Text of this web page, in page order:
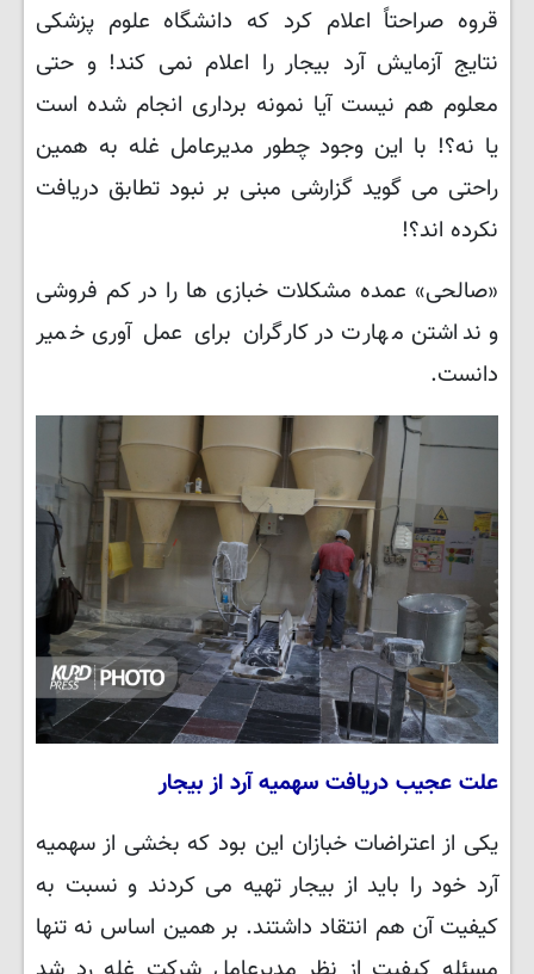
قروه صراحتاً اعلام کرد که دانشگاه علوم پزشکی
نتایج آزمایش آرد بیجار را اعلام نمی کند! و حتی
معلوم هم نیست آیا نمونه برداری انجام شده است
یا نه؟! با این وجود چطور مدیرعامل غله به همین
راحتی می گوید گزارشی مبنی بر نبود تطابق دریافت
نکرده اند؟!
«صالحی» عمده مشکلات خبازی ها را در کم فروشی
و نداشتن مهارت در کارگران برای عمل آوری خمیر
دانست.
علت عجیب دریافت سهمیه آرد از بیجار
یکی از اعتراضات خبازان این بود که بخشی از سهمیه
آرد خود را باید از بیجار تهیه می کردند و نسبت به
کیفیت آن هم انتقاد داشتند. بر همین اساس نه تنها